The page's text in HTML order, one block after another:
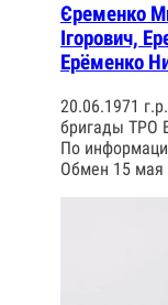
Єременко
Ігорович,
Ерёменко
20.06.1971
бригады ТРО
По
Обмен 15 мая